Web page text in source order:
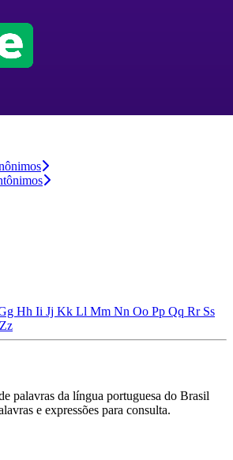
Hh Ii Jj Kk Ll Mm Nn Oo Pp Qq Rr Ss
Zz
palavras da língua portuguesa do Brasil
e expressões para consulta.